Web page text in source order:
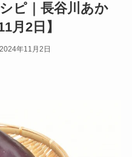
ピ｜長谷川あか
月2日】
2024年11月2日